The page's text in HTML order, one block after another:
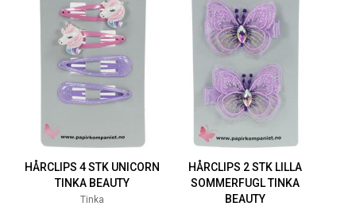
HÅRCLIPS 4 STK UNICORN
TINKA BEAUTY
Tinka
HÅRCLIPS 2 STK LILLA
SOMMERFUGL TINKA
BEAUTY